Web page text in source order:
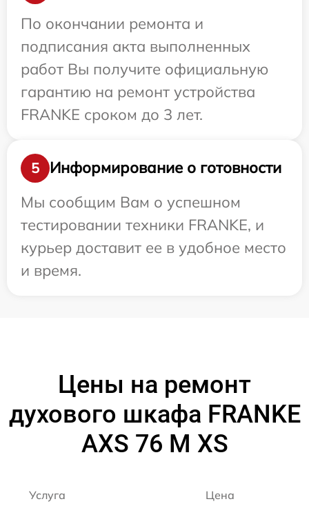
По окончании ремонта и
подписания акта выполненных
работ Вы получите официальную
гарантию на ремонт устройства
FRANKE сроком до 3 лет.
5
Информирование о готовности
Мы сообщим Вам о успешном
тестировании техники FRANKE, и
курьер доставит ее в удобное место
и время.
Цены на ремонт
духового шкафа FRANKE
AXS 76 M XS
Услуга Цена